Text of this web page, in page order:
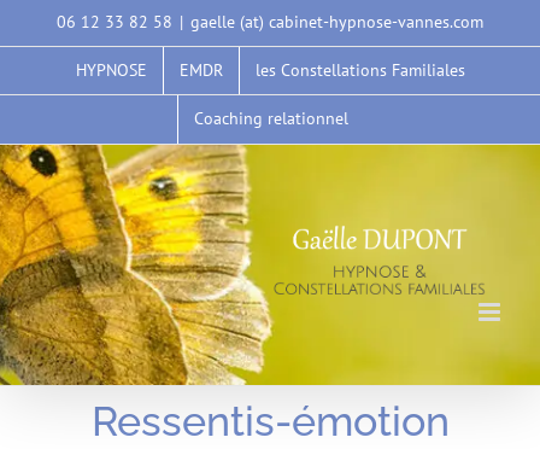
Passer
au
06 12 33 82 58 | gaelle (at) cabinet-hypnose-vannes.com
HYPNOSE EMDR les Constellations Familiales
Coaching relationnel
Ressentis-émotion